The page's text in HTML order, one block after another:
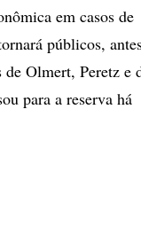
em casos de
públicos,
de Olmert, Peretz e
para a reserva há